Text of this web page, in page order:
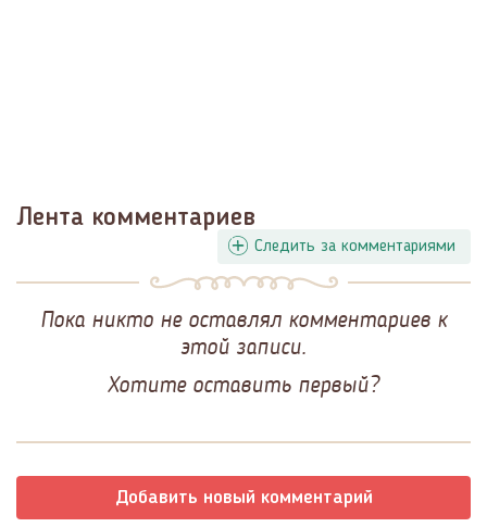
Лента комментариев
Следить за комментариями
Пока никто не оставлял комментариев к
этой записи.
Хотите оставить первый?
Добавить новый комментарий